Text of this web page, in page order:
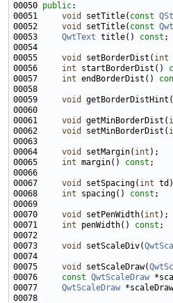
00050 public
00051 void setTitle( const
00052 void setTitle( const
00053 QwtText title() const
00055 void setBorderDist( int
00056 int startBorderDist()
00057 int endBorderDist()
00059 void getBorderDistHint(
00061 void getMinBorderDist(
00062 void setMinBorderDist(
00064 void setMargin( int
00065 int margin() const
00067 void setSpacing( int
00068 int spacing() const
00070 void setPenWidth( int
00071 int penWidth() const
00073 void setScaleDiv(
00075 void setScaleDraw(
00076 const QwtScaleDraw
00077 QwtScaleDraw